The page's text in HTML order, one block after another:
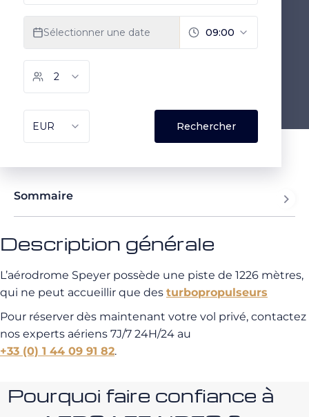
Sommaire
Description générale
L’aérodrome Speyer possède une piste de 1226 mètres,
qui ne peut accueillir que des turbopropulseurs
Pour réserver dès maintenant votre vol privé, contactez
nos experts aériens 7J/7 24H/24 au
+33 (0) 1 44 09 91 82.
Pourquoi faire confiance à